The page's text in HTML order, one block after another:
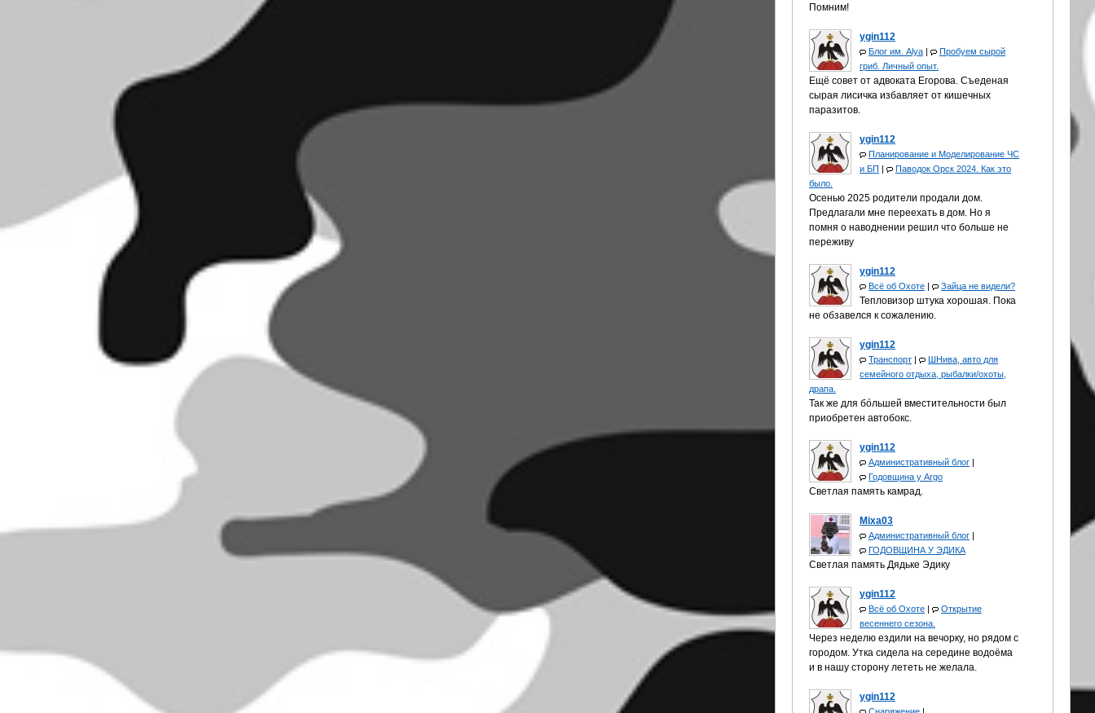
Помним!
ygin112
Блог им. Alya |
Пробуем сырой
гриб. Личный опыт.
Ещё совет от адвоката Егорова. Съеденая
сырая лисичка избавляет от кишечных
паразитов.
ygin112
Планирование и Моделирование ЧС
и БП |
Паводок Орск 2024. Как это
было.
Осенью 2025 родители продали дом.
Предлагали мне переехать в дом. Но я
помня о наводнении решил что больше не
переживу
ygin112
Всё об Охоте | Зайца не видели?
Тепловизор штука хорошая. Пока
не обзавелся к сожалению.
ygin112
Транспорт |
ШНива, авто для
семейного отдыха, рыбалки/охоты,
драпа.
Так же для бóльшей вместительности был
приобретен автобокс.
ygin112
Административный блог |
Годовщина у Аrgo
Светлая память камрад.
Mixa03
Административный блог |
ГОДОВЩИНА У ЭДИКА
Светлая память Дядьке Эдику
ygin112
Всё об Охоте |
Открытие
весеннего сезона.
Через неделю ездили на вечорку, но рядом с
городом. Утка сидела на середине водоёма
и в нашу сторону лететь не желала.
ygin112